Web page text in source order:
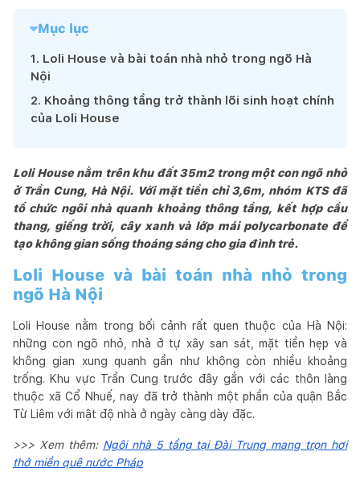
Mục lục
1. Loli House và bài toán nhà nhỏ trong ngõ Hà
Nội
2. Khoảng thông tầng trở thành lõi sinh hoạt chính
của Loli House
Loli House nằm trên khu đất 35m2 trong một con ngõ nhỏ
ở Trần Cung, Hà Nội. Với mặt tiền chỉ 3,6m, nhóm KTS đã
tổ chức ngôi nhà quanh khoảng thông tầng, kết hợp cầu
thang, giếng trời, cây xanh và lớp mái polycarbonate để
tạo không gian sống thoáng sáng cho gia đình trẻ.
Loli House và bài toán nhà nhỏ trong
ngõ Hà Nội
Loli House nằm trong bối cảnh rất quen thuộc của Hà Nội:
những con ngõ nhỏ, nhà ở tự xây san sát, mặt tiền hẹp và
không gian xung quanh gần như không còn nhiều khoảng
trống. Khu vực Trần Cung trước đây gắn với các thôn làng
thuộc xã Cổ Nhuế, nay đã trở thành một phần của quận Bắc
Từ Liêm với mật độ nhà ở ngày càng dày đặc.
>>> Xem thêm: Ngôi nhà 5 tầng tại Đài Trung mang trọn hơi
thở miền quê nước Pháp